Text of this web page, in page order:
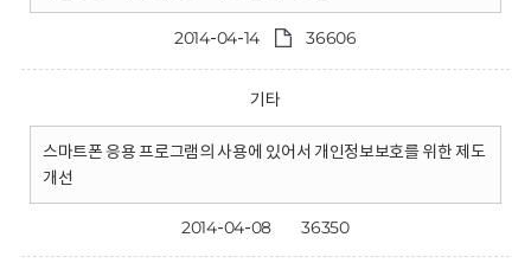
2014-04-14 36606
기타
스마트폰 응용 프로그램의 사용에 있어서 개인정보보호를 위한 제도
개선
2014-04-08 36350